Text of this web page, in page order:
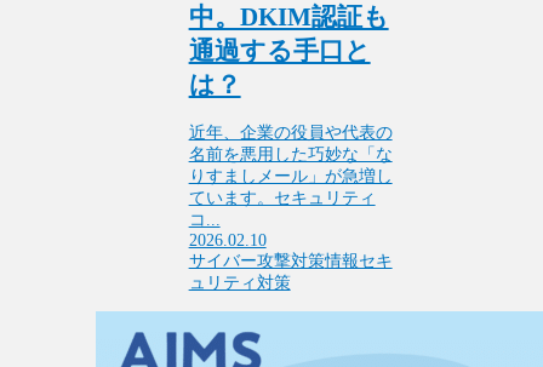
中。DKIM認証も
通過する手口と
は？
近年、企業の役員や代表の
名前を悪用した巧妙な「な
りすましメール」が急増し
ています。セキュリティ
コ...
2026.02.10
サイバー攻撃対策情報セキ
ュリティ対策